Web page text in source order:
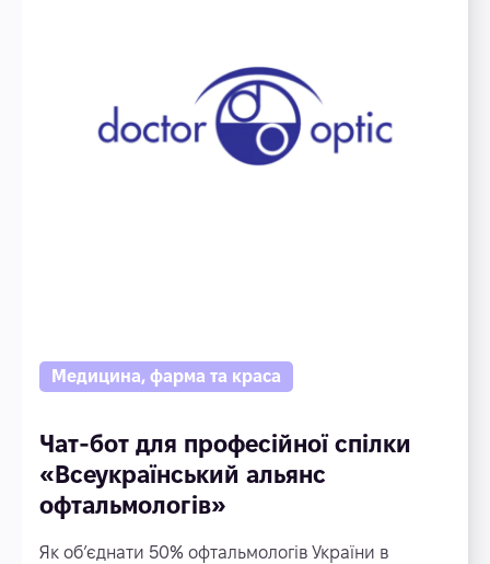
Медицина, фарма та краса
Чат-бот для професійної спілки
«Всеукраїнський альянс
офтальмологів»
Як об’єднати 50% офтальмологів України в